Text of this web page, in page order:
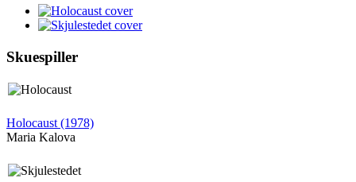
Skuespiller
Holocaust (1978)
Maria Kalova